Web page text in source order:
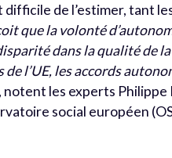
difficile de l’estimer, tant
que la volonté
dans la qualité de
de l’UE, les accords
, notent les experts
social européen